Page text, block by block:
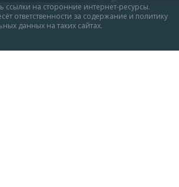
ссылки на сторонние интернет-ресурсы.
ответственности за содержание и политику
данных на таких сайтах.